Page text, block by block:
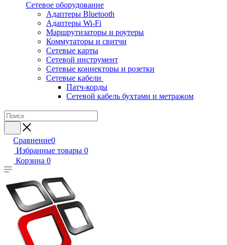
Сетевое оборудование
Адаптеры Bluetooth
Адаптеры Wi-Fi
Маршрутизаторы и роутеры
Коммутаторы и свитчи
Сетевые карты
Сетевой инструмент
Сетевые коннекторы и розетки
Сетевые кабели
Патч-корды
Сетевой кабель бухтами и метражом
Сравнение0
Избранные товары 0
Корзина 0